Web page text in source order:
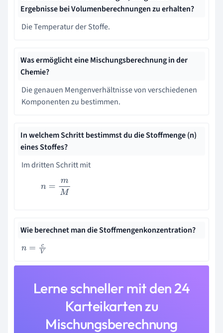
Ergebnisse bei Volumenberechnungen zu erhalten?
Die Temperatur der Stoffe.
Was ermöglicht eine Mischungsberechnung in der
Chemie?
Die genauen Mengenverhältnisse von verschiedenen
Komponenten zu bestimmen.
In welchem Schritt bestimmst du die Stoffmenge (n)
eines Stoffes?
Im dritten Schritt mit
n=mM
Wie berechnet man die Stoffmengenkonzentration?
n=cV
Lerne schneller mit den 24
Karteikarten zu
Mischungsberechnung